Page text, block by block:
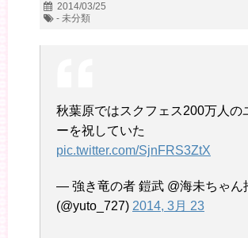
2014/03/25
- 未分類
秋葉原ではスクフェス200万人の
ーを祝していた
pic.twitter.com/SjnFRS3ZtX
— 強き竜の者 鎧武 @海未ちゃん
(@yuto_727) 2014, 3月 23